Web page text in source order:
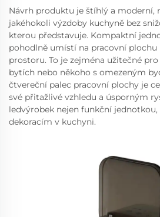
Návrh produktu je štíhlý a moderní,
jakéhokoli výzdoby kuchyně bez
kterou představuje. Kompaktní
pohodlně umístí na pracovní plochu
prostoru. To je zejména užitečné
bytích nebo někoho s omezeným
čtvereční palec pracovní plochy je
své přitažlivé vzhledu a úsporným
ledvýrobek nejen funkční jednotkou,
dekoracím v kuchyni.